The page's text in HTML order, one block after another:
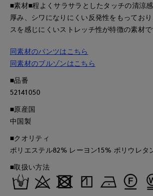
■素材■程よくサラサラとしたタッチの清涼
厚み、シワになりにくい反発性をもってお
スを感じにくいストレッチ性が特徴の素材で
同素材のパンツはこちら
同素材のブルゾンはこちら
■品番
52141050
■原産国
中国製
■クオリティ
ポリエステル82% レーヨン15% ポリウレタ
■取扱い方法